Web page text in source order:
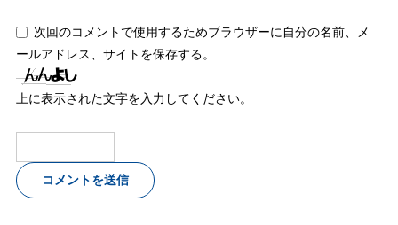
次回のコメントで使用するためブラウザーに自分の名前、メ
ールアドレス、サイトを保存する。
上に表示された文字を入力してください。